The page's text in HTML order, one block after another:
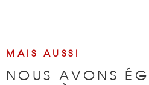
MAIS AUSSI
NOUS AVONS